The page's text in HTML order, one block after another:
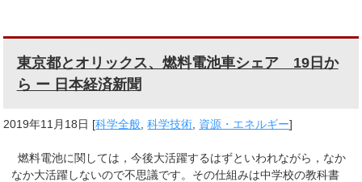
東京都とオリックス、燃料電池車シェア 19日か
ら ー 日本経済新聞
2019年11月18日 [科学全般 ,科学技術 資源・エネルギー]
燃料電池に関しては，今後大活躍するはずといわれながら，なか
なか大活躍しないので不思議です。その仕組みは中学校の教科書